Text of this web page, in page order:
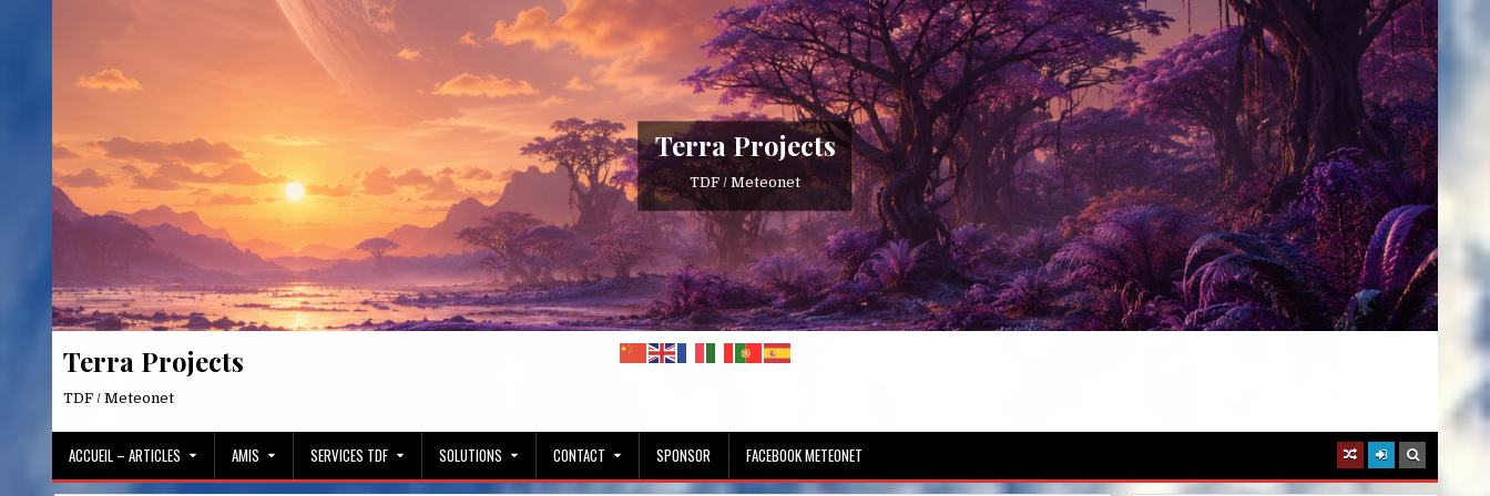
Terra Projects
TDF / Meteonet
Terra Projects
TDF / Meteonet
ACCUEIL – ARTICLES AMIS SERVICES TDF SOLUTIONS CONTACT SPONSOR FACEBOOK METEONET